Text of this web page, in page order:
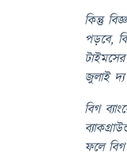
কিন্তু
পড়বে,
জুলাই দ্য
বিগ
ফলে